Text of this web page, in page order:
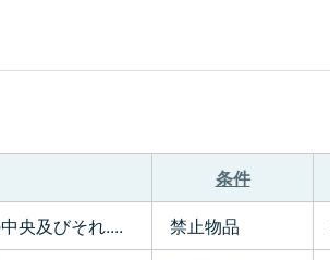
条件
央及びそれ.... 禁止物品